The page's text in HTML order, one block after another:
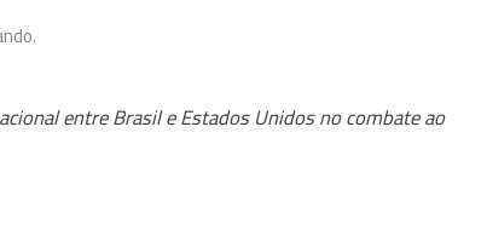
entre Brasil e Estados Unidos no combate ao